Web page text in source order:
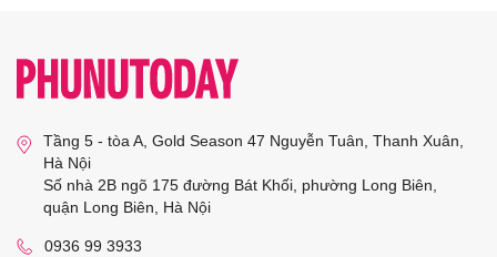
Tầng 5 - tòa A, Gold Season 47 Nguyễn Tuân, Thanh Xuân,
Hà Nội
Số nhà 2B ngõ 175 đường Bát Khối, phường Long Biên,
quận Long Biên, Hà Nội
0936 99 3933